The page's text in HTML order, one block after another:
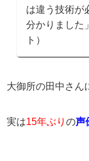
は違う技術が
分かりました
ト）
大御所の田中さん
実は15年ぶりの声